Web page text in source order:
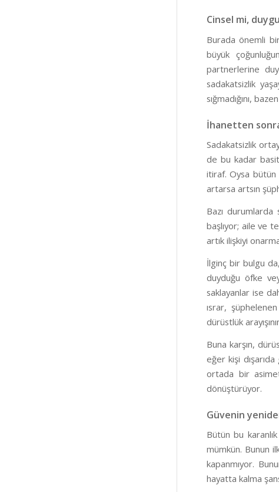
Cinsel mi,
Burada önemli
büyük
partnerlerine
sadakatsizlik
sığmadığını,
İhanetten
Sadakatsizlik
de bu kadar
itiraf. Oysa bütün
artarsa artsın
Bazı durumlarda
başlıyor; aile ve
artık ilişkiyi
İlginç bir bulgu
duyduğu öfke
saklayanlar ise
ısrar,
dürüstlük
Buna karşın,
eğer kişi
ortada bir
dönüştürüyor.
Güvenin
Bütün bu
mümkün. Bunun
kapanmıyor.
hayatta kalma